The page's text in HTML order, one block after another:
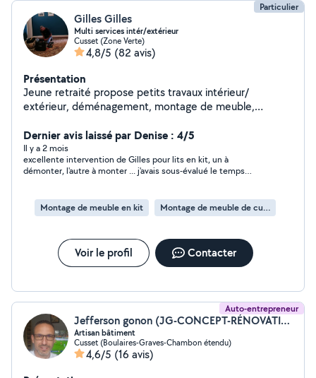
Particulier
Gilles Gilles
Multi services intér/extérieur
Cusset (Zone Verte)
4,8/5 (82 avis)
Présentation
Jeune retraité propose petits travaux intérieur/
extérieur, déménagement, montage de meuble,
peux pas répondre ( si elles se trouvent hors de mon
périmètre d'action) , essayer plutôt de me contacter
par téléphone svp..
Dernier avis laissé par Denise : 4/5
Il y a 2 mois
excellente intervention de Gilles pour lits en kit, un à
démonter, l'autre à monter ... j'avais sous-évalué le temps
Montage de meuble en kit
Montage de meuble de cuisine en kit
Voir le profil Contacter
Auto-entrepreneur
Jefferson gonon (JG-CONCEPT-RÉNOVATION)
Artisan bâtiment
Cusset (Boulaires-Graves-Chambon étendu)
4,6/5 (16 avis)